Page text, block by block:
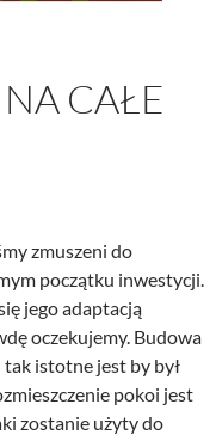
CAŁE
zmuszeni do
początku inwestycji.
jego adaptacją
oczekujemy. Budowa
tak istotne jest by był
pokoi jest
zostanie użyty do